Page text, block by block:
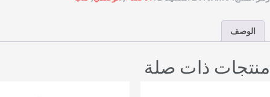
الوصف
ذات صلة